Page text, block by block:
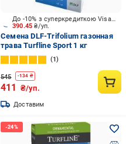
390.45₴/уп.
До -10% з суперкредиткою Visa Вигода
Семена DLF-Trifolium газонная
трава Turfline Sport 1 кг
1
545 -134 ₴
411 ₴/уп.
Доставим